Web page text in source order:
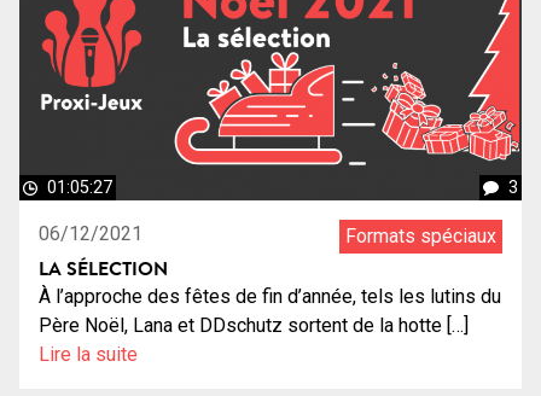
01:05:27 3
06/12/2021 Formats spéciaux
LA SÉLECTION
À l’approche des fêtes de fin d’année, tels les lutins du
Père Noël, Lana et DDschutz sortent de la hotte […]
Lire la suite